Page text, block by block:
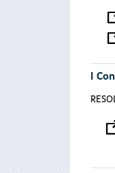
I